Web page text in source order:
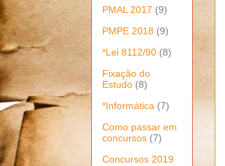
PMAL 2017 (9)
PMPE 2018 (9)
*Lei 8112/90 (8)
Fixação do
Estudo (8)
*Informática (7)
Como passar em
concursos (7)
Concursos 2019